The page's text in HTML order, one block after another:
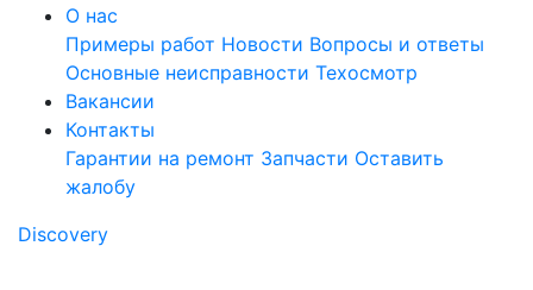
О нас
Примеры работ Новости Вопросы и ответы
Основные неисправности Техосмотр
Вакансии
Контакты
Гарантии на ремонт Запчасти Оставить
жалобу
Discovery